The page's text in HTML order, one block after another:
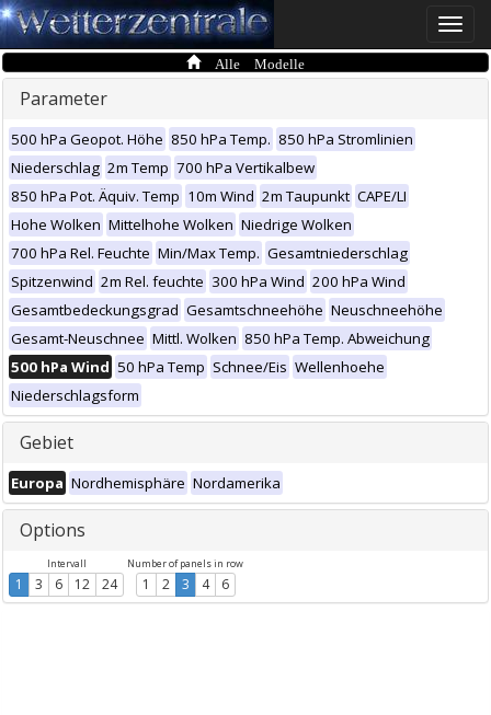
Toggle
Alle Modelle
Parameter
500 hPa Geopot. Höhe 850 hPa Temp. 850 hPa Stromlinien
Niederschlag 2m Temp 700 hPa Vertikalbew
850 hPa Pot. Äquiv. Temp 10m Wind 2m Taupunkt CAPE/LI
Hohe Wolken Mittelhohe Wolken Niedrige Wolken
700 hPa Rel. Feuchte Min/Max Temp. Gesamtniederschlag
Spitzenwind 2m Rel. feuchte 300 hPa Wind 200 hPa Wind
Gesamtbedeckungsgrad Gesamtschneehöhe Neuschneehöhe
Gesamt-Neuschnee Mittl. Wolken 850 hPa Temp. Abweichung
500 hPa Wind 50 hPa Temp Schnee/Eis Wellenhoehe
Niederschlagsform
Gebiet
Europa Nordhemisphäre Nordamerika
Options
Intervall
1 3 6 12 24
Number of panels in row
1 2 3 4 6